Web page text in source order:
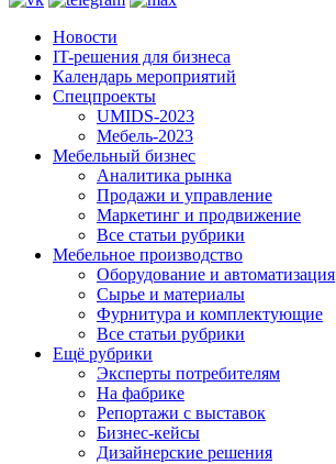
Новости
IT-решения для бизнеса
Календарь мероприятий
Спецпроекты
UMIDS-2023
Мебель-2023
Мебельный бизнес
Аналитика рынка
Продажи и управление
Маркетинг и продвижение
Все статьи рубрики
Мебельное производство
Оборудование и автоматизация
Сырье и материалы
Фурнитура и комплектующие
Все статьи рубрики
Ещё рубрики
Эксперты потребителям
На фабрике
Репортажи с выставок
Бизнес-кейсы
Дизайнерские решения